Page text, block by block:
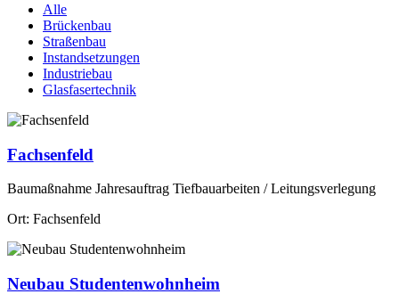
Alle
Brückenbau
Straßenbau
Instandsetzungen
Industriebau
Glasfasertechnik
Fachsenfeld
Baumaßnahme Jahresauftrag Tiefbauarbeiten / Leitungsverlegung
Ort: Fachsenfeld
Neubau Studentenwohnheim